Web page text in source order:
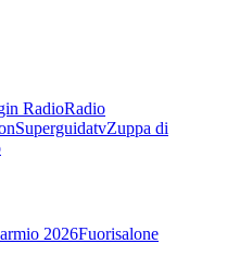
RadioRadio
SuperguidatvZuppa di
2026Fuorisalone